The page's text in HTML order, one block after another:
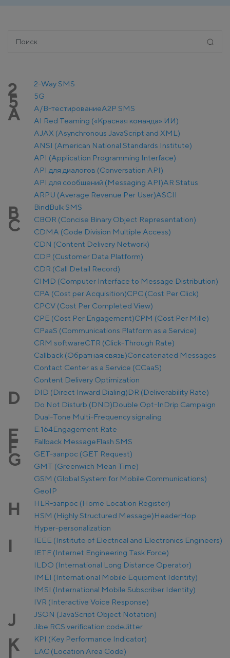
2 2-Way SMS
5 5G
A A/B-тестированиеA2P SMS
AI Red Teaming («Красная команда» ИИ)
AJAX (Asynchronous JavaScript and XML)
ANSI (American National Standards Institute)
API (Application Programming Interface)
API для диалогов (Conversation API)
API для сообщений (Messaging API)AR Status
ARPU (Average Revenue Per User)ASCII
B BindBulk SMS
C
CBOR (Concise Binary Object Representation)
CDMA (Code Division Multiple Access)
CDN (Content Delivery Network)
CDP (Customer Data Platform)
CDR (Call Detail Record)
CIMD (Computer Interface to Message Distribution)
CPA (Cost per Acquisition)CPC (Cost Per Click)
CPCV (Cost Per Completed View)
CPE (Cost Per Engagement)CPM (Cost Per Mille)
CPaaS (Communications Platform as a Service)
CRM softwareCTR (Click-Through Rate)
Callback (Обратная связь)Concatenated Messages
Contact Center as a Service (CCaaS)
Content Delivery Optimization
D DID (Direct Inward Dialing)DR (Deliverability Rate)
Do Not Disturb (DND)Double Opt-InDrip Campaign
Dual-Tone Multi-Frequency signaling
E E.164Engagement Rate
F Fallback MessageFlash SMS
G
GET-запрос (GET Request)
GMT (Greenwich Mean Time)
GSM (Global System for Mobile Communications)
GeoIP
H
HLR-запрос (Home Location Register)
HSM (Highly Structured Message)HeaderHop
Hyper-personalization
I
IEEE (Institute of Electrical and Electronics Engineers)
IETF (Internet Engineering Task Force)
ILDO (International Long Distance Operator)
IMEI (International Mobile Equipment Identity)
IMSI (International Mobile Subscriber Identity)
IVR (Interactive Voice Response)
J
JSON (JavaScript Object Notation)
Jibe RCS verification codeJitter
K KPI (Key Performance Indicator)
LAC (Location Area Code)